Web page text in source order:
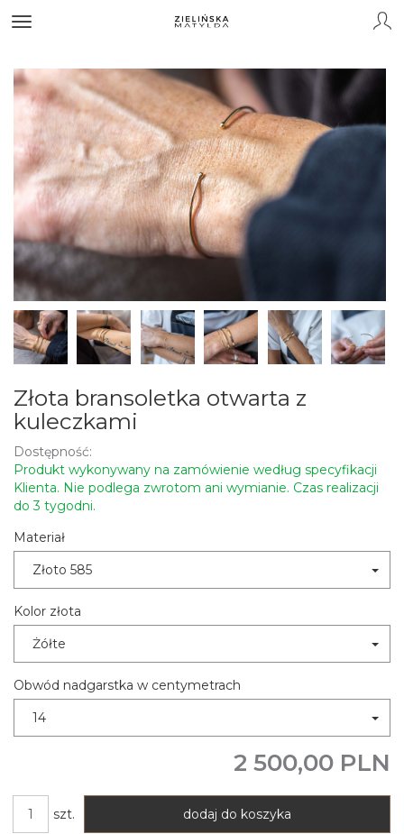
Złota bransoletka otwarta z
kuleczkami
Dostępność:
Produkt wykonywany na zamówienie według specyfikacji
Klienta. Nie podlega zwrotom ani wymianie. Czas realizacji
do 3 tygodni.
Materiał
Złoto 585
Kolor złota
Żółte
Obwód nadgarstka w centymetrach
14
2 500,00 PLN
szt. dodaj do koszyka